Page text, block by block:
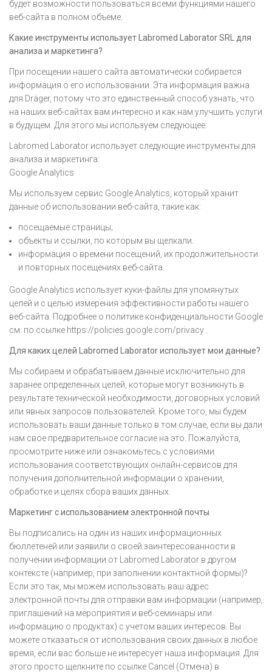
будет возможности пользоваться всеми функциями нашего
веб-сайта в полном объеме.
Какие инструменты использует Labromed Laborator SRL для
анализа и маркетинга?
При посещении нашего сайта автоматически собирается
информация о его использовании. Эта информация важна
для Dräger, потому что это единственный способ узнать, что
на наших веб-сайтах вам интересно и как нам улучшить услуги
в будущем. Для этого мы используем следующее:
Labromed Laborator использует следующие инструменты для
анализа и маркетинга:
Google Analytics
Мы используем сервис Google Analytics, который хранит
данные об использовании веб-сайта, такие как:
посещаемые страницы;
объекты и ссылки, по которым вы щелкали.
информация о времени посещений, их продолжительности
и повторных посещениях веб-сайта.
Google Analytics использует куки-файлы для упомянутых
целей и с целью измерения эффективности работы нашего
веб-сайта. Подробнее о политике конфиденциальности Google
см. по ссылке https://policies.google.com/privacy .
Для каких целей Labromed Laborator использует мои данные?
Мы собираем и обрабатываем данные исключительно для
заранее определенных целей, которые могут возникнуть в
результате технической необходимости, договорных условий
или явных запросов пользователей. Кроме того, мы будем
использовать ваши данные только в том случае, если вы дали
нам свое предварительное согласие на это. Пожалуйста,
просмотрите ниже или ознакомьтесь с условиями
использования соответствующих онлайн-сервисов для
получения дополнительной информации о хранении,
обработке и целях сбора ваших данных.
Маркетинг с использованием электронной почты
Вы подписались на один из наших информационных
бюллетеней или заявили о своей заинтересованности в
получении информации от Labromed Laborator в другом
контексте (например, при заполнении контактной формы)?
Если это так, мы можем использовать ваш адрес
электронной почты для отправки вам информации (например,
приглашений на мероприятия и веб-семинары или
информацию о продуктах) с учетом ваших интересов. Вы
можете отказаться от использования своих данных в любое
время, если вас больше не интересует наша информация. Для
этого просто щелкните по ссылке Cancel (Отмена) в